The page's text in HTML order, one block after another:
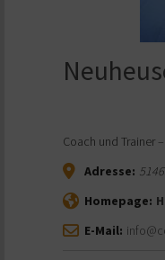
Coach und Trainer
Adresse:
Homepage:
E-Mail: